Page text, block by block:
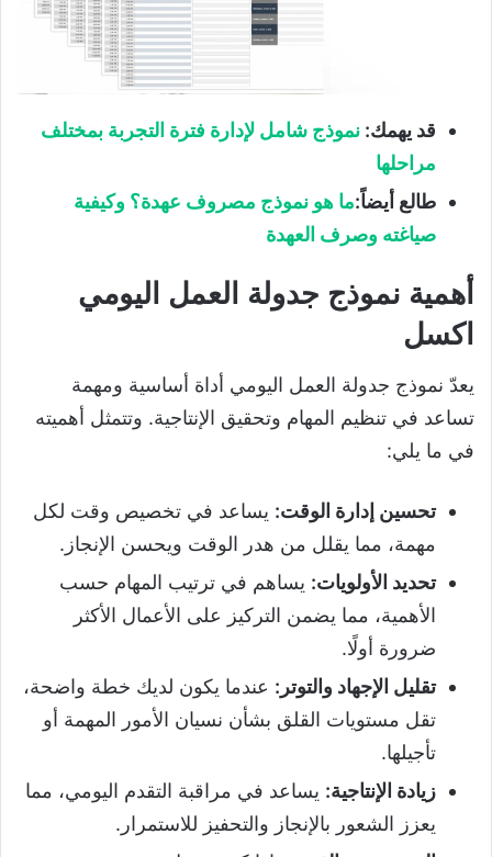
قد يهمك: نموذج شامل لإدارة فترة التجربة بمختلف
مراحلها
طالع أيضاً:ما هو نموذج مصروف عهدة؟ وكيفية
صياغته وصرف العهدة
أهمية نموذج جدولة العمل اليومي
اكسل
يعدّ نموذج جدولة العمل اليومي أداة أساسية ومهمة
تساعد في تنظيم المهام وتحقيق الإنتاجية. وتتمثل أهميته
في ما يلي:
تحسين إدارة الوقت: يساعد في تخصيص وقت لكل
مهمة، مما يقلل من هدر الوقت ويحسن الإنجاز.
تحديد الأولويات: يساهم في ترتيب المهام حسب
الأهمية، مما يضمن التركيز على الأعمال الأكثر
ضرورة أولًا.
تقليل الإجهاد والتوتر: عندما يكون لديك خطة واضحة،
تقل مستويات القلق بشأن نسيان الأمور المهمة أو
تأجيلها.
زيادة الإنتاجية: يساعد في مراقبة التقدم اليومي، مما
يعزز الشعور بالإنجاز والتحفيز للاستمرار.